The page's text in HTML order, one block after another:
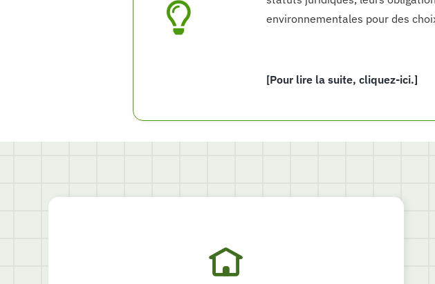
environnementales pour des
[Pour lire la suite, cliquez-ici.]